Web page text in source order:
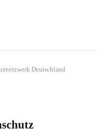
Deutschland